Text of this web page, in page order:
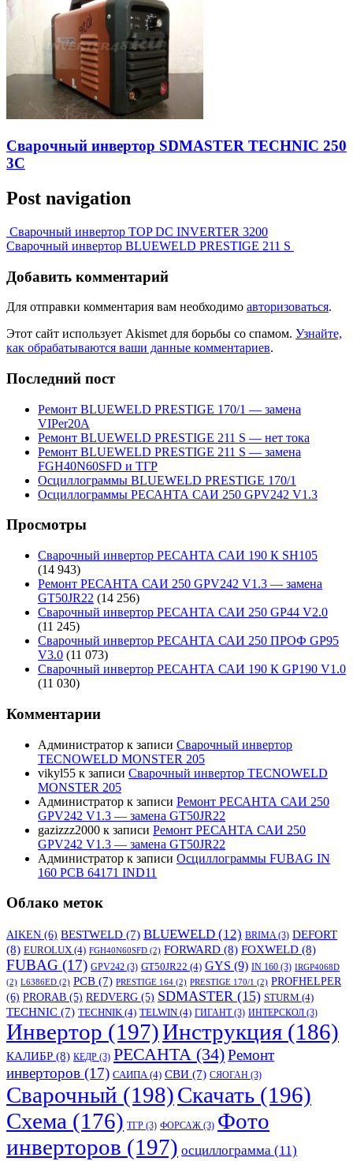
Сварочный инвертор SDMASTER TECHNIC 250
3C
Post navigation
Сварочный инвертор TOP DC INVERTER 3200
Сварочный инвертор BLUEWELD PRESTIGE 211 S
Добавить комментарий
Для отправки комментария вам необходимо авторизоваться.
Этот сайт использует Akismet для борьбы со спамом. Узнайте,
как обрабатываются ваши данные комментариев.
Последний пост
Ремонт BLUEWELD PRESTIGE 170/1 — замена
VIPer20A
Ремонт BLUEWELD PRESTIGE 211 S — нет тока
Ремонт BLUEWELD PRESTIGE 211 S — замена
FGH40N60SFD и ТГР
Осциллограммы BLUEWELD PRESTIGE 170/1
Осциллограммы РЕСАНТА САИ 250 GPV242 V1.3
Просмотры
Сварочный инвертор РЕСАНТА САИ 190 К SH105
(14 943)
Ремонт РЕСАНТА САИ 250 GPV242 V1.3 — замена
GT50JR22 (14 256)
Сварочный инвертор РЕСАНТА САИ 250 GP44 V2.0
(11 245)
Сварочный инвертор РЕСАНТА САИ 250 ПРОФ GP95
V3.0 (11 073)
Сварочный инвертор РЕСАНТА САИ 190 К GP190 V1.0
(11 030)
Комментарии
Администратор к записи Сварочный инвертор
TECNOWELD MONSTER 205
vikyl55 к записи Сварочный инвертор TECNOWELD
MONSTER 205
Администратор к записи Ремонт РЕСАНТА САИ 250
GPV242 V1.3 — замена GT50JR22
gazizzz2000 к записи Ремонт РЕСАНТА САИ 250
GPV242 V1.3 — замена GT50JR22
Администратор к записи Осциллограммы FUBAG IN
160 PCB 64171 IND11
Облако меток
AIKEN (6) BESTWELD (7) BLUEWELD (12) BRIMA(3) DEFORT
(8) EUROLUX (4) FGH40N60SFD (2) FORWARD (8) FOXWELD (8)
FUBAG (17) GPV242 (3) GT50JR22 (4) GYS (9) IN 160 (3) IRGP4068D
(2) L6386ED (2) PCB (7) PRESTIGE 164 (2) PRESTIGE 170/1 (2) PROFHELPER
(6) PRORAB (5) REDVERG (5) SDMASTER (15) STURM (4)
TECHNIC (7) TECHNIK (4) TELWIN (4) ГИГАНТ(3) ИНТЕРСКОЛ (3)
Инвертор (197)Инструкция (186)
КАЛИБР (8) КЕДР (3) РЕСАНТА (34)Ремонт
инверторов (17) САИПА(4) СВИ (7) СЯОГАН (3)
Сварочный (198)Скачать (196)
Схема (176) ТГР (3) ФОРСАЖ (3) Фото
инверторов (197) осциллограмма (11)